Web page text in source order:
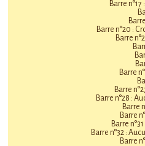
Barre
Barre n°20 :
Barre
Barre
Barre
Barre n°28 :
Barre
Barre
Barre
Barre n°32 :
Barre